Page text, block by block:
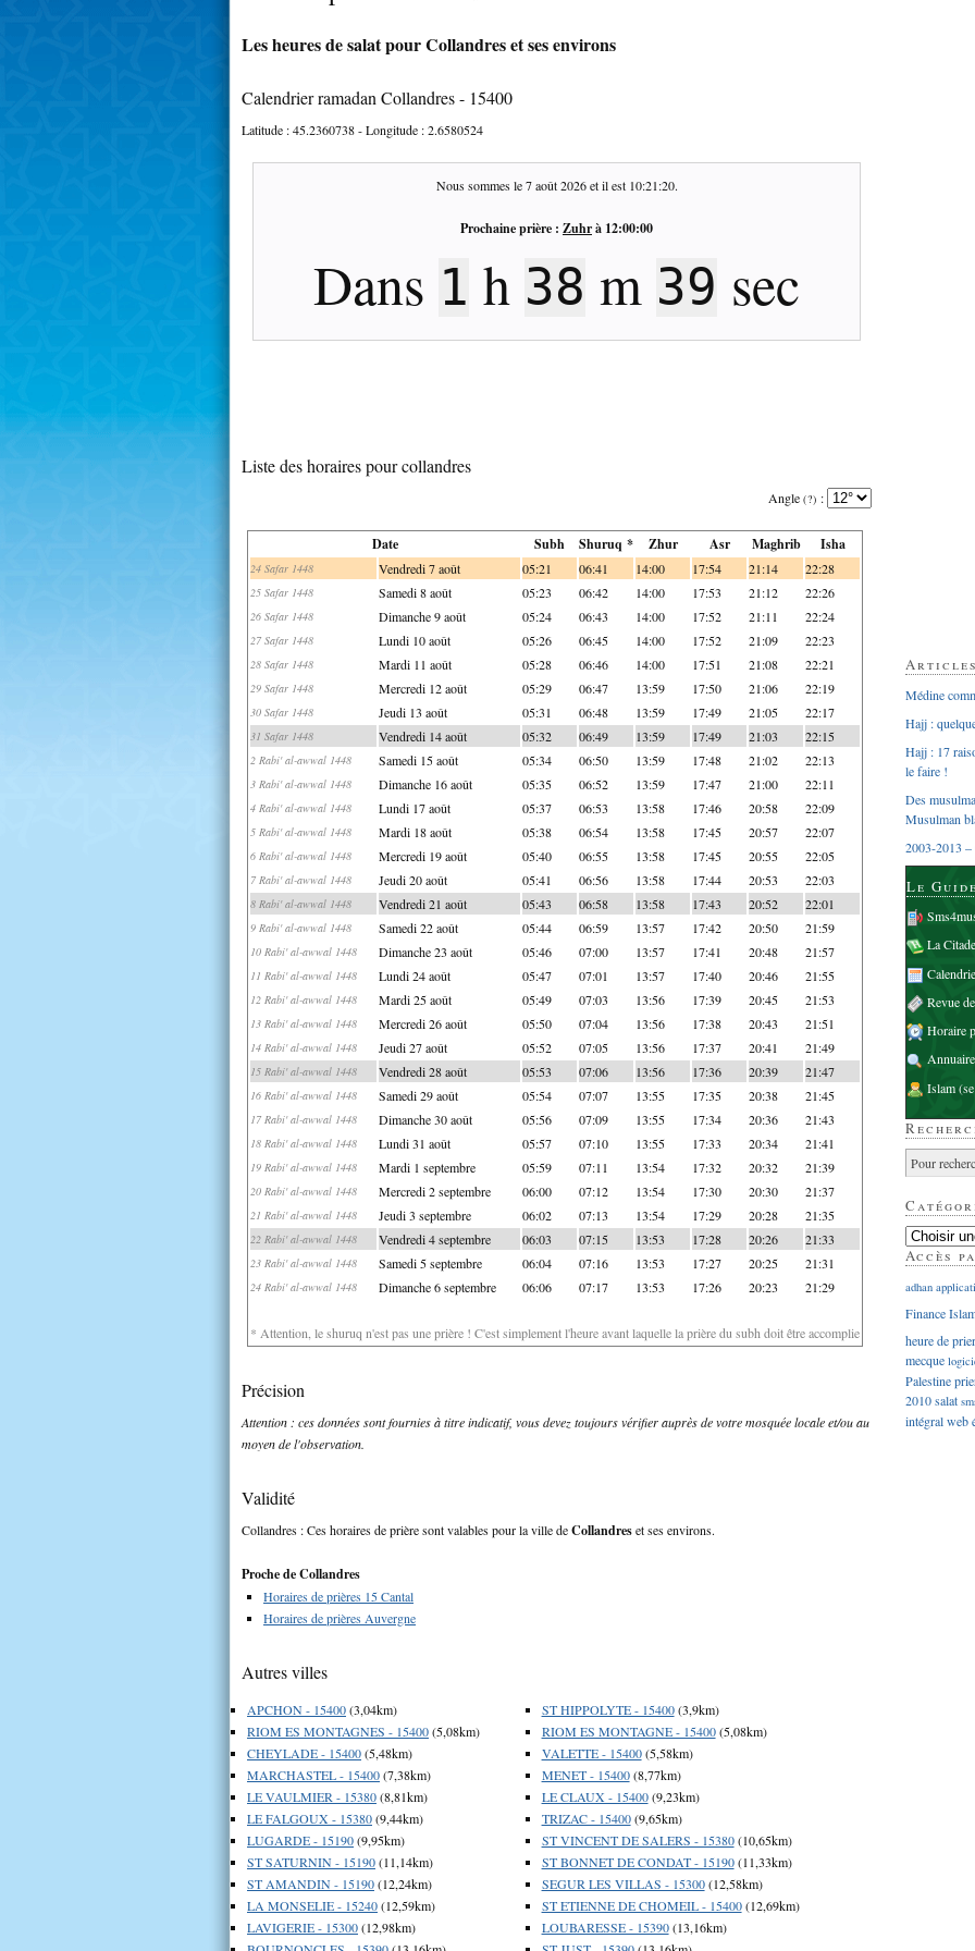
Les heures de salat pour Collandres et ses environs
Calendrier ramadan Collandres - 15400
Latitude :45.2360738- Longitude :2.6580524
Nous sommes le7 août 2026et il est 10:21:21.
Prochaine prière : Zuhrà 12:00:00
Dans 1 h 38 m 38 sec
Liste des horaires pour collandres
Angle (?) :
Date Subh Shuruq * Zhur Asr Maghrib Isha
24 Safar 1448 Vendredi 7 août 05:21 06:41 14:00 17:54 21:14 22:28
25 Safar 1448 Samedi 8 août 05:23 06:42 14:00 17:53 21:12 22:26
26 Safar 1448 Dimanche 9 août 05:24 06:43 14:00 17:52 21:11 22:24
27 Safar 1448 Lundi 10 août 05:26 06:45 14:00 17:52 21:09 22:23
28 Safar 1448 Mardi 11 août 05:28 06:46 14:00 17:51 21:08 22:21
29 Safar 1448 Mercredi 12 août 05:29 06:47 13:59 17:50 21:06 22:19
30 Safar 1448 Jeudi 13 août 05:31 06:48 13:59 17:49 21:05 22:17
31 Safar 1448 Vendredi 14 août 05:32 06:49 13:59 17:49 21:03 22:15
2 Rabi' al-awwal 1448 Samedi 15 août 05:34 06:50 13:59 17:48 21:02 22:13
3 Rabi' al-awwal 1448 Dimanche 16 août 05:35 06:52 13:59 17:47 21:00 22:11
4 Rabi' al-awwal 1448 Lundi 17 août 05:37 06:53 13:58 17:46 20:58 22:09
5 Rabi' al-awwal 1448 Mardi 18 août 05:38 06:54 13:58 17:45 20:57 22:07
6 Rabi' al-awwal 1448 Mercredi 19 août 05:40 06:55 13:58 17:45 20:55 22:05
7 Rabi' al-awwal 1448 Jeudi 20 août 05:41 06:56 13:58 17:44 20:53 22:03
8 Rabi' al-awwal 1448 Vendredi 21 août 05:43 06:58 13:58 17:43 20:52 22:01
9 Rabi' al-awwal 1448 Samedi 22 août 05:44 06:59 13:57 17:42 20:50 21:59
10 Rabi' al-awwal 1448 Dimanche 23 août 05:46 07:00 13:57 17:41 20:48 21:57
11 Rabi' al-awwal 1448 Lundi 24 août 05:47 07:01 13:57 17:40 20:46 21:55
12 Rabi' al-awwal 1448 Mardi 25 août 05:49 07:03 13:56 17:39 20:45 21:53
13 Rabi' al-awwal 1448 Mercredi 26 août 05:50 07:04 13:56 17:38 20:43 21:51
14 Rabi' al-awwal 1448 Jeudi 27 août 05:52 07:05 13:56 17:37 20:41 21:49
15 Rabi' al-awwal 1448 Vendredi 28 août 05:53 07:06 13:56 17:36 20:39 21:47
16 Rabi' al-awwal 1448 Samedi 29 août 05:54 07:07 13:55 17:35 20:38 21:45
17 Rabi' al-awwal 1448 Dimanche 30 août 05:56 07:09 13:55 17:34 20:36 21:43
18 Rabi' al-awwal 1448 Lundi 31 août 05:57 07:10 13:55 17:33 20:34 21:41
19 Rabi' al-awwal 1448 Mardi 1 septembre 05:59 07:11 13:54 17:32 20:32 21:39
20 Rabi' al-awwal 1448 Mercredi 2 septembre 06:00 07:12 13:54 17:30 20:30 21:37
21 Rabi' al-awwal 1448 Jeudi 3 septembre 06:02 07:13 13:54 17:29 20:28 21:35
22 Rabi' al-awwal 1448 Vendredi 4 septembre 06:03 07:15 13:53 17:28 20:26 21:33
23 Rabi' al-awwal 1448 Samedi 5 septembre 06:04 07:16 13:53 17:27 20:25 21:31
24 Rabi' al-awwal 1448 Dimanche 6 septembre 06:06 07:17 13:53 17:26 20:23 21:29
* Attention, le shuruq n'est pas une prière ! C'est simplement l'heure avant laquelle la prière du subh doit être accomplie
Précision
Attention : ces données sont fournies à titre indicatif, vous devez toujours vérifier auprès de votre mosquée locale et/ou au
moyen de l'observation.
Validité
Collandres : Ces horaires de prière sont valables pour la ville deCollandreset ses environs.
Proche de Collandres
Horaires de prières 15 Cantal
Horaires de prières Auvergne
Autres villes
APCHON - 15400(3,04km)
RIOM ES MONTAGNES - 15400(5,08km)
CHEYLADE - 15400(5,48km)
MARCHASTEL - 15400(7,38km)
LE VAULMIER - 15380(8,81km)
LE FALGOUX - 15380(9,44km)
LUGARDE - 15190(9,95km)
ST SATURNIN - 15190(11,14km)
ST AMANDIN - 15190(12,24km)
LA MONSELIE - 15240(12,59km)
LAVIGERIE - 15300(12,98km)
ST HIPPOLYTE - 15400(3,9km)
RIOM ES MONTAGNE - 15400(5,08km)
VALETTE - 15400(5,58km)
MENET - 15400(8,77km)
LE CLAUX - 15400(9,23km)
TRIZAC - 15400(9,65km)
ST VINCENT DE SALERS - 15380(10,65km)
ST BONNET DE CONDAT - 15190(11,33km)
SEGUR LES VILLAS - 15300(12,58km)
ST ETIENNE DE CHOMEIL - 15400(12,69km)
LOUBARESSE - 15390(13,16km)
Médine
Hajj :
Hajj : 17
le faire !
Des
Musulman
2003-2013 –
Le
La
Revue
Horaire
Islam
Accès
adhan
Finance
heure de
mecque
Palestine
2010salat
intégralweb